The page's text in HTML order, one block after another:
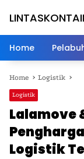
KONTAINER
Home
Home Logistik
Logistik
Lalamove
Logistik